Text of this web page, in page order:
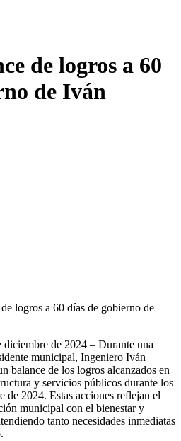
de logros a 60
de Iván
logros a 60 días de gobierno de
de 2024 – Durante una
municipal, Ingeniero Iván
balance de los logros alcanzados en
y servicios públicos durante los
de 2024. Estas acciones reflejan el
municipal con el bienestar y
tanto necesidades inmediatas